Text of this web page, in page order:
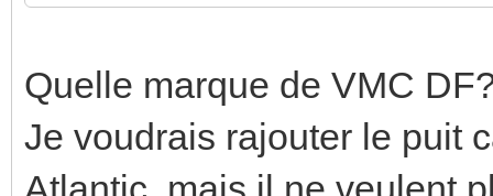
Quelle marque de VMC
Je voudrais rajouter le puit